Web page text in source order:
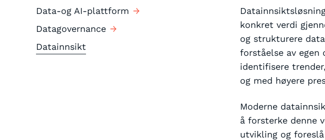
konkret verdi
og strukturere
forståelse av egen
identifisere
og med høyere
Moderne
å forsterke denne
utvikling og
Data-og AI-plattform
Datagovernance
Datainnsikt